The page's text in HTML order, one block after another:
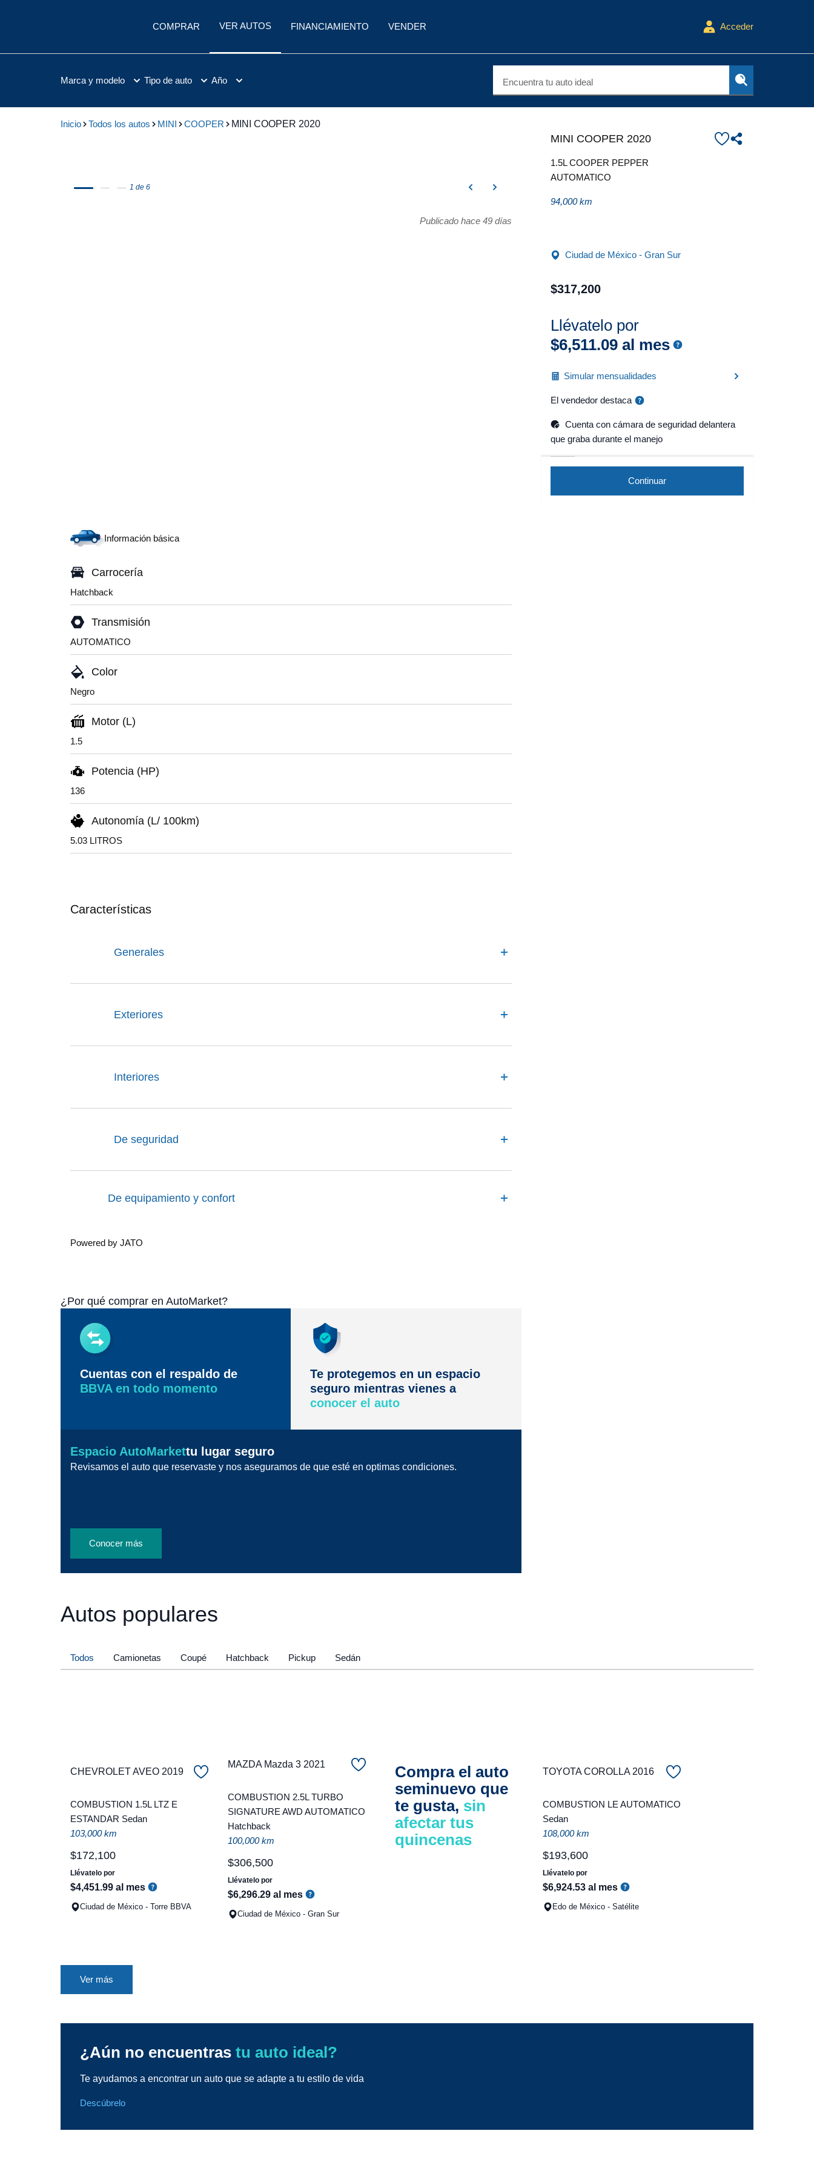
COMPRAR VER AUTOS FINANCIAMIENTO VENDER Acceder
Marca y modelo Tipo de auto Año Encuentra tu auto ideal
Inicio Todos los autos MINI COOPER MINI COOPER 2020
1 de 6
Publicado hace 49 días
MINI COOPER 2020
1.5L COOPER PEPPER
AUTOMATICO
94,000 km
Ciudad de México - Gran Sur
$317,200
Llévatelo por
$6,511.09al mes
Simular mensualidades
El vendedor destaca
Cuenta con cámara de seguridad delantera
que graba durante el manejo
Continuar
Información básica
Carrocería
Hatchback
Transmisión
AUTOMATICO
Color
Negro
Motor (L)
1.5
Potencia (HP)
136
Autonomía (L/ 100km)
5.03 LITROS
Características
Generales
Exteriores
Interiores
De seguridad
De equipamiento y confort
Powered by JATO
¿Por qué comprar en AutoMarket?
Cuentas con el respaldo de
BBVA en todo momento
Te protegemos en un espacio
seguro mientras vienes a
conocer el auto
Espacio AutoMarkettu lugar seguro
Revisamos el auto que reservaste y nos aseguramos de que esté en optimas condiciones.
Conocer más
Autos populares
Todos Camionetas Coupé Hatchback Pickup Sedán
CHEVROLET AVEO 2019
COMBUSTION 1.5L LTZ E
ESTANDAR Sedan
103,000 km
$172,100
Llévatelo por
$4,451.99 al mes
Ciudad de México - Torre BBVA
MAZDA Mazda 3 2021
COMBUSTION 2.5L TURBO
SIGNATURE AWD AUTOMATICO
Hatchback
100,000 km
$306,500
Llévatelo por
$6,296.29 al mes
Ciudad de México - Gran Sur
Compra el auto
seminuevo que
te gusta, sin
afectar tus
quincenas
TOYOTA COROLLA 2016
COMBUSTION LE AUTOMATICO
Sedan
108,000 km
$193,600
Llévatelo por
$6,924.53 al mes
Edo de México - Satélite
Ver más
¿Aún no encuentras tu auto ideal?
Te ayudamos a encontrar un auto que se adapte a tu estilo de vida
Descúbrelo